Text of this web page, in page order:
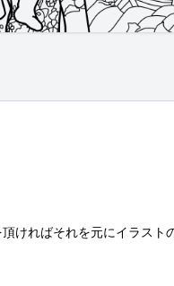
ければそれを元にイラスト